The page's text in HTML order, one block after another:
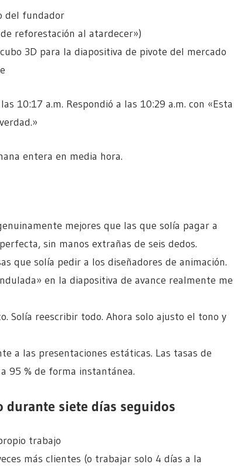
del fundador
reforestación al atardecer»)
3D para la diapositiva de pivote del mercado
10:17 a.m. Respondió a las 10:29 a.m. con «Esta
entera en media hora.
mejores que las que solía pagar a
sin manos extrañas de seis dedos.
que solía pedir a los diseñadores de animación.
en la diapositiva de avance realmente me
Solía reescribir todo. Ahora solo ajusto el tono y
a las presentaciones estáticas. Las tasas de
95 % de forma instantánea.
durante siete días seguidos
trabajo
más clientes (o trabajar solo 4 días a la